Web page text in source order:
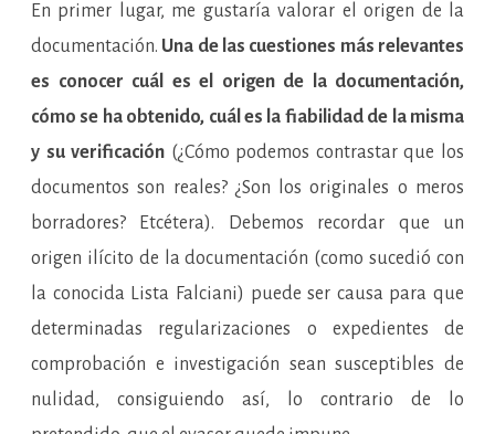
En primer lugar, me gustaría valorar el origen de la
documentación. Una de las cuestiones más relevantes
es conocer cuál es el origen de la documentación,
cómo se ha obtenido, cuál es la fiabilidad de la misma
y su verificación (¿Cómo podemos contrastar que los
documentos son reales? ¿Son los originales o meros
borradores? Etcétera). Debemos recordar que un
origen ilícito de la documentación (como sucedió con
la conocida Lista Falciani) puede ser causa para que
determinadas regularizaciones o expedientes de
comprobación e investigación sean susceptibles de
nulidad, consiguiendo así, lo contrario de lo